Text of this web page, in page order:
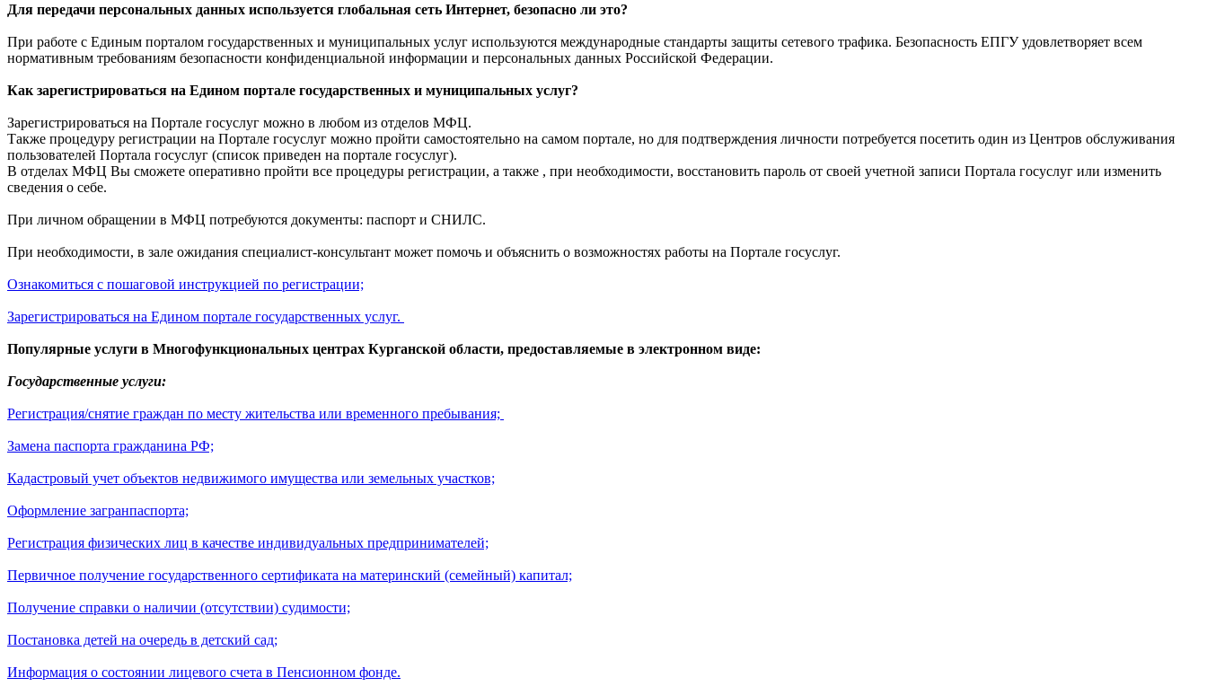
Для передачи персональных данных используется глобальная сеть Интернет, безопасно ли это?
При работе с Единым порталом государственных и муниципальных услуг используются международные стандарты защиты сетевого трафика. Безопасность ЕПГУ удовлетворяет всем
нормативным требованиям безопасности конфиденциальной информации и персональных данных Российской Федерации.
Как зарегистрироваться на Едином портале государственных и муниципальных услуг?
Зарегистрироваться на Портале госуслуг можно в любом из отделов МФЦ.
Также процедуру регистрации на Портале госуслуг можно пройти самостоятельно на самом портале, но для подтверждения личности потребуется посетить один из Центров обслуживания
пользователей Портала госуслуг (список приведен на портале госуслуг).
В отделах МФЦ Вы сможете оперативно пройти все процедуры регистрации, а также , при необходимости, восстановить пароль от своей учетной записи Портала госуслуг или изменить
сведения о себе.
При личном обращении в МФЦ потребуются документы: паспорт и СНИЛС.
При необходимости, в зале ожидания специалист-консультант может помочь и объяснить о возможностях работы на Портале госуслуг.
Ознакомиться с пошаговой инструкцией по регистрации;
Зарегистрироваться на Едином портале государственных услуг.
Популярные услуги в Многофункциональных центрах Курганской области, предоставляемые в электронном виде:
Государственные услуги:
Регистрация/снятие граждан по месту жительства или временного пребывания;
Замена паспорта гражданина РФ;
Кадастровый учет объектов недвижимого имущества или земельных участков;
Оформление загранпаспорта;
Регистрация физических лиц в качестве индивидуальных предпринимателей;
Первичное получение государственного сертификата на материнский (семейный) капитал;
Получение справки о наличии (отсутствии) судимости;
Постановка детей на очередь в детский сад;
Информация о состоянии лицевого счета в Пенсионном фонде.